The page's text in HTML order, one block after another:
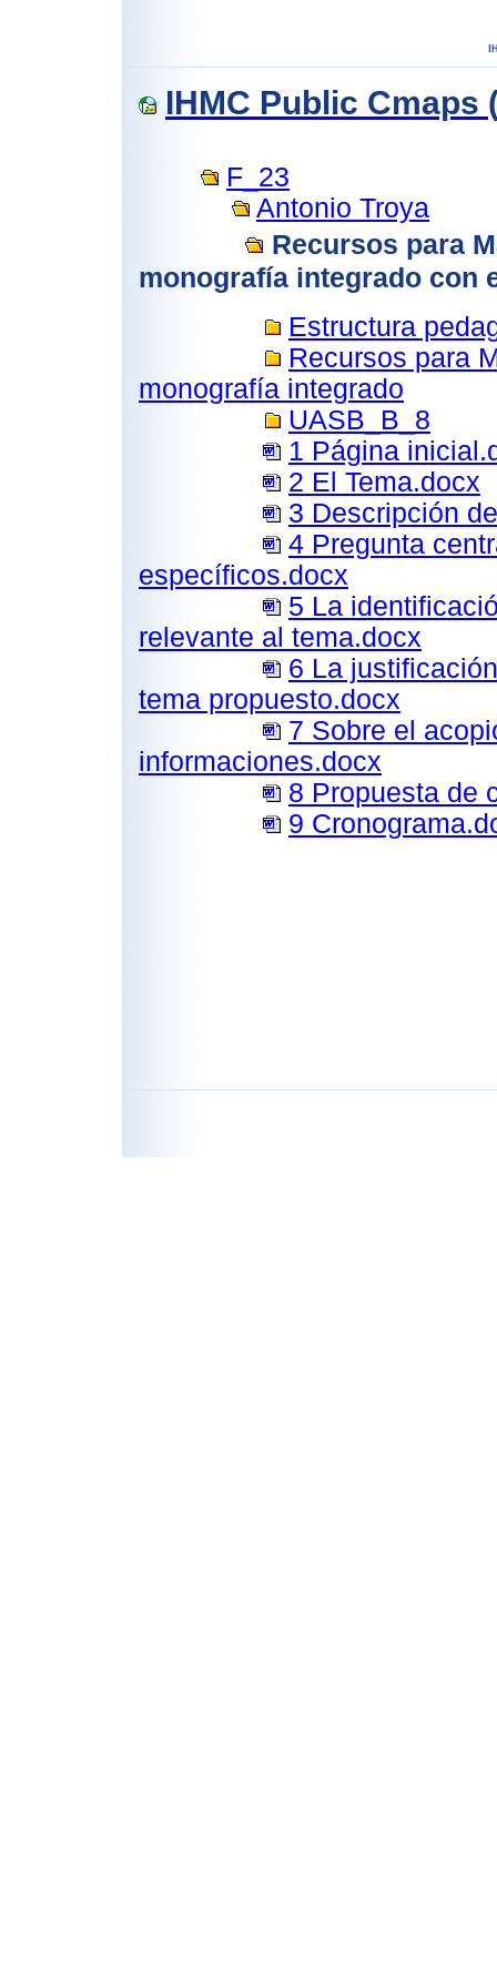
IHMC Public Cmaps
F_23
Antonio Troya
Recursos para
monografía integrado con
Estructura
Recursos para
monografía integrado
UASB_B_8
1 Página
2 El Tema.docx
3 Descripción
4 Pregunta
específicos.docx
5 La
relevante al tema.docx
6 La
tema propuesto.docx
7 Sobre el
informaciones.docx
8 Propuesta de
9